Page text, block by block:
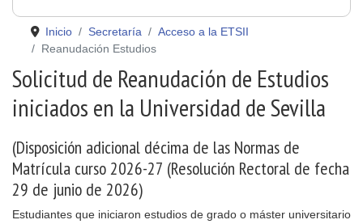
Inicio Secretaría
Acceso a la ETSII
Reanudación Estudios
Solicitud de Reanudación de Estudios
iniciados en la Universidad de Sevilla
(Disposición adicional décima de las Normas de
Matrícula curso 2026-27 (Resolución Rectoral de fecha
29 de junio de 2026)
Estudiantes que iniciaron estudios de grado o máster universitario